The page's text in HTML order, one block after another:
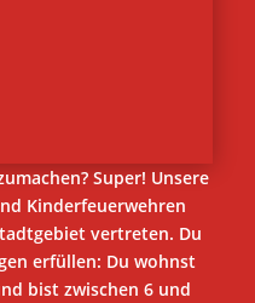
Super! Unsere
Kinderfeuerwehren
vertreten. Du
erfüllen: Du wohnst
bist zwischen 6 und